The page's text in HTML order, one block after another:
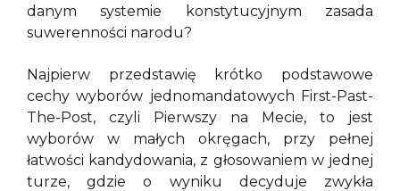
danym systemie konstytucyjnym zasada
suwerenności narodu?
Najpierw przedstawię krótko podstawowe
cechy wyborów jednomandatowych First-Past-
The-Post, czyli Pierwszy na Mecie, to jest
wyborów w małych okręgach, przy pełnej
łatwości kandydowania, z głosowaniem w jednej
turze, gdzie o wyniku decyduje zwykła